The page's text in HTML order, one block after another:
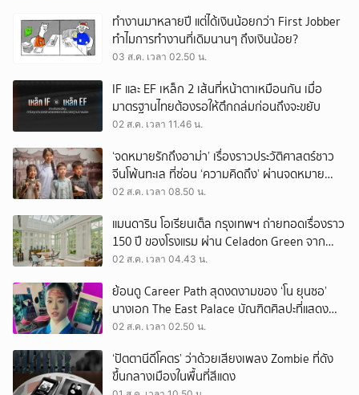
ทำงานมาหลายปี แต่ได้เงินน้อยกว่า First Jobber
ทำไมการทำงานที่เดิมนานๆ ถึงเงินน้อย?
03 ส.ค. เวลา 02.50 น.
IF และ EF เหล็ก 2 เส้นที่หน้าตาเหมือนกัน เมื่อ
มาตรฐานไทยต้องรอให้ตึกถล่มก่อนถึงจะขยับ
02 ส.ค. เวลา 11.46 น.
‘จดหมายรักถึงอาม่า’ เรื่องราวประวัติศาสตร์ชาว
จีนโพ้นทะเล ที่ซ่อน ‘ความคิดถึง’ ผ่านจดหมาย
‘โพยก๊วน’
02 ส.ค. เวลา 08.50 น.
แมนดาริน โอเรียนเต็ล กรุงเทพฯ ถ่ายทอดเรื่องราว
150 ปี ของโรงแรม ผ่าน Celadon Green จาก
เครื่องศิลาดล
02 ส.ค. เวลา 04.43 น.
ย้อนดู Career Path สุดงดงามของ ‘โน ยุนซอ’
นางเอก The East Palace บัณฑิตศิลปะที่แสดง
เรื่องไหนก็ปัง
02 ส.ค. เวลา 02.50 น.
‘ปัตตานีดีโคตร’ ว่าด้วยเสียงเพลง Zombie ที่ดัง
ขึ้นกลางเมืองในพื้นที่สีแดง